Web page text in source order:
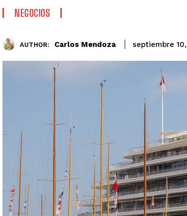
NEGOCIOS
AUTHOR: Carlos Mendoza septiembre